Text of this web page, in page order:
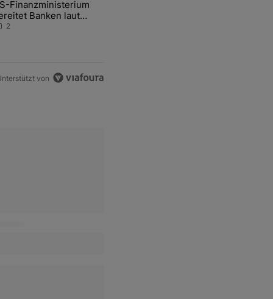
Awareness: Alles über den Retter-Deal" mit 3 kommentare.
mit dem Titel "US-Finanzministerium bereitet Banken laut
Finanzministerium
Banken laut
auf eventuelle
2
von